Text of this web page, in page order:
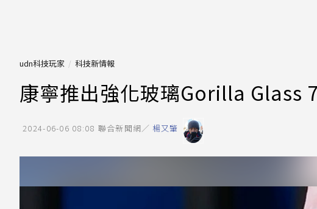
udn科技玩家 科技新情報
康寧推出強化玻璃Gorilla Glass
2024-06-06 08:08 聯合新聞網／ 楊又肇